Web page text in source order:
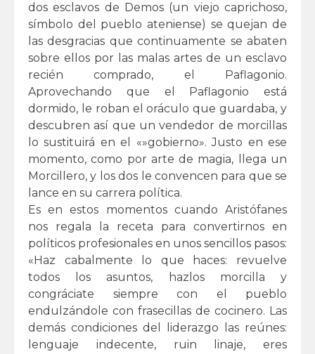
dos esclavos de Demos (un viejo caprichoso,
símbolo del pueblo ateniense) se quejan de
las desgracias que continuamente se abaten
sobre ellos por las malas artes de un esclavo
recién comprado, el Paflagonio.
Aprovechando que el Paflagonio está
dormido, le roban el oráculo que guardaba, y
descubren así que un vendedor de morcillas
lo sustituirá en el «»gobierno». Justo en ese
momento, como por arte de magia, llega un
Morcillero, y los dos le convencen para que se
lance en su carrera política.
Es en estos momentos cuando Aristófanes
nos regala la receta para convertirnos en
políticos profesionales en unos sencillos pasos:
«Haz cabalmente lo que haces: revuelve
todos los asuntos, hazlos morcilla y
congráciate siempre con el pueblo
endulzándole con frasecillas de cocinero. Las
demás condiciones del liderazgo las reúnes:
lenguaje indecente, ruin linaje, eres